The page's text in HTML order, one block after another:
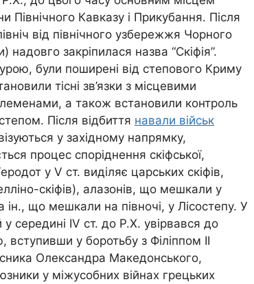
Північного Кавказу і Прикубання. Після
від північного узбережжя Чорного
закріпилася назва “Скіфія”.
були поширені від степового Криму
тісні зв’язки з місцевими
а також встановили контроль
Після відбиття навали військ
у західному напрямку,
процес споріднення скіфської,
у V ст. виділяє царських скіфів,
скіфів), алазонів, що мешкали у
ін., що мешкали на півночі, у Лісостепу. У
у середині IV ст. до Р.Х. увірвався до
у боротьбу з Філіппом ІІ
Олександра Македонського,
у міжусобних війнах грецьких